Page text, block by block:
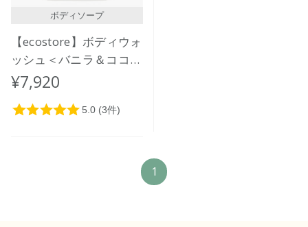
ボディソープ
【ecostore】ボディウォ
ッシュ＜バニラ＆ココナ
ッツ＞5L
¥7,920
1